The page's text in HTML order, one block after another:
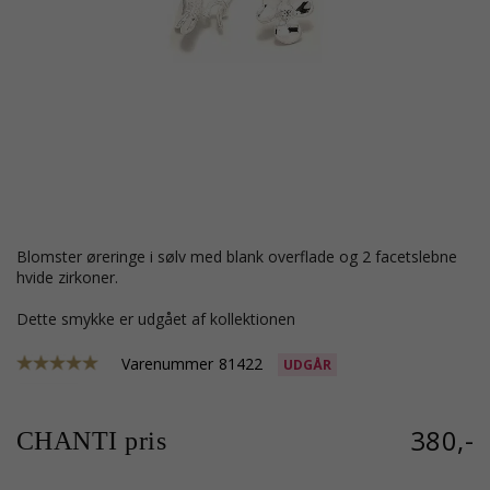
blomster øreringe i sølv med blank overflade og 2 facetslebne
hvide zirkoner.
Dette smykke er udgået af kollektionen
Varenummer 81422 UDGÅR
CHANTI pris 380,-